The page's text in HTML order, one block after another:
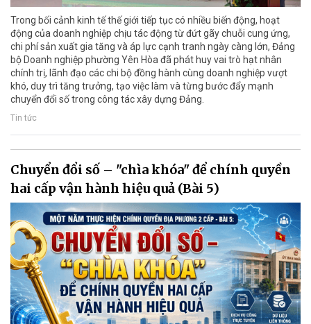
Trong bối cảnh kinh tế thế giới tiếp tục có nhiều biến động, hoạt
động của doanh nghiệp chịu tác động từ đứt gãy chuỗi cung ứng,
chi phí sản xuất gia tăng và áp lực cạnh tranh ngày càng lớn, Đảng
bộ Doanh nghiệp phường Yên Hòa đã phát huy vai trò hạt nhân
chính trị, lãnh đạo các chi bộ đồng hành cùng doanh nghiệp vượt
khó, duy trì tăng trưởng, tạo việc làm và từng bước đẩy mạnh
chuyển đổi số trong công tác xây dựng Đảng.
Tin tức
Chuyển đổi số – "chìa khóa" để chính quyền
hai cấp vận hành hiệu quả (Bài 5)